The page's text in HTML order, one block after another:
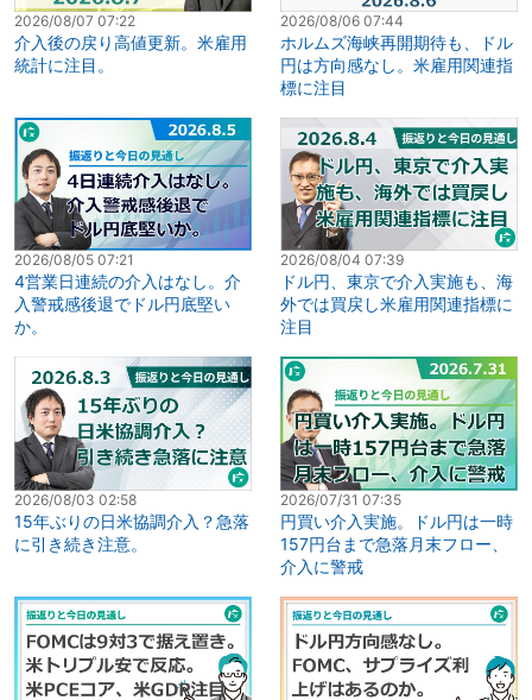
2026/08/07 07:22
介入後の戻り高値更新。米雇用
統計に注目。
2026/08/06 07:44
ホルムズ海峡再開期待も、ドル
円は方向感なし。米雇用関連指
標に注目
2026/08/05 07:21
4営業日連続の介入はなし。介
入警戒感後退でドル円底堅い
か。
2026/08/04 07:39
ドル円、東京で介入実施も、海
外では買戻し米雇用関連指標に
注目
2026/08/03 02:58
15年ぶりの日米協調介入？急落
に引き続き注意。
2026/07/31 07:35
円買い介入実施。ドル円は一時
157円台まで急落月末フロー、
介入に警戒